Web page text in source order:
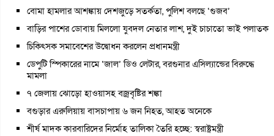
বোমা হামলার আশঙ্কায় দেশজুড়ে সতর্কতা, পুলিশ বলছে ‘গুজব’
বাড়ির পাশের ডোবায় মিললো যুবদল নেতার লাশ, দুই চাচাতো ভাই পলাতক
চিকিৎসক সমাবেশের উদ্বোধন করলেন প্রধানমন্ত্রী
ডেপুটি স্পিকারের নামে ‘জাল’ ডিও লেটার, বরগুনার এসিল্যান্ডের বিরুদ্ধে
মামলা
৭ জেলায় ঝোড়ো হাওয়াসহ বজ্রবৃষ্টির শঙ্কা
বগুড়ার এরুলিয়ায় বাসচাপায় ৬ জন নিহত, আহত অনেকে
শীর্ষ মাদক কারবারিদের নির্মোহ তালিকা তৈরি হচ্ছে: স্বরাষ্ট্রমন্ত্রী